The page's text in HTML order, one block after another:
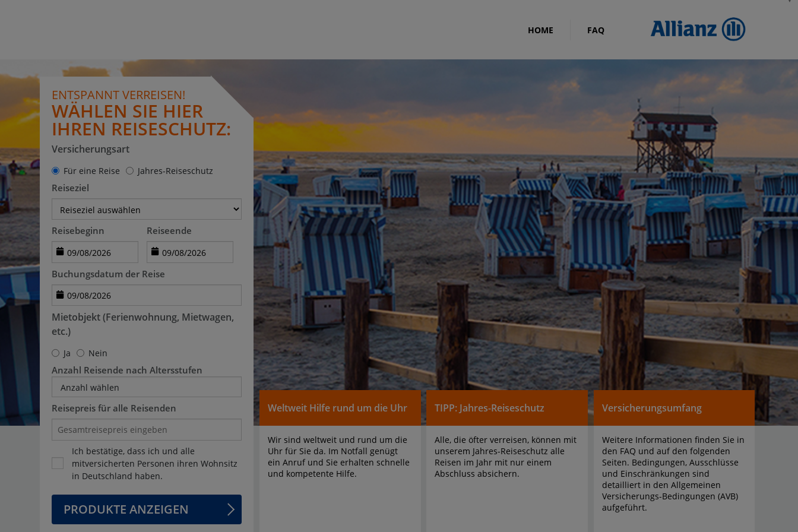
HOME FAQ
ENTSPANNT VERREISEN!
WÄHLEN SIE HIER
IHREN REISESCHUTZ:
Versicherungsart
Für eine Reise Jahres-Reiseschutz
Reiseziel
Reisebeginn Reiseende
Buchungsdatum der Reise
Mietobjekt (Ferienwohnung, Mietwagen,
etc.)
Ja Nein
Anzahl Reisende nach Altersstufen
Anzahl wählen
Reisepreis für alle Reisenden
Ich bestätige, dass ich und alle
mitversicherten Personen ihren Wohnsitz
in Deutschland haben.
PRODUKTE ANZEIGEN
Weltweit Hilfe rund um die Uhr
Wir sind weltweit und rund um die
Uhr für Sie da. Im Notfall genügt
ein Anruf und Sie erhalten schnelle
und kompetente Hilfe.
TIPP: Jahres-Reiseschutz
Alle, die öfter verreisen, können mit
unserem Jahres-Reiseschutz alle
Reisen im Jahr mit nur einem
Abschluss absichern.
Versicherungsumfang
Weitere Informationen finden Sie in
den FAQ und auf den folgenden
Seiten. Bedingungen, Ausschlüsse
und Einschränkungen sind
detailliert in den Allgemeinen
Versicherungs-Bedingungen (AVB)
aufgeführt.